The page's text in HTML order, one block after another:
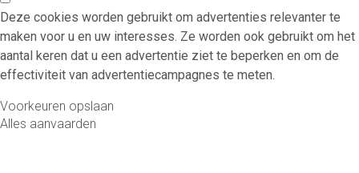
Deze cookies worden gebruikt om advertenties relevanter te
maken voor u en uw interesses. Ze worden ook gebruikt om het
aantal keren dat u een advertentie ziet te beperken en om de
effectiviteit van advertentiecampagnes te meten.
Voorkeuren opslaan
Alles aanvaarden